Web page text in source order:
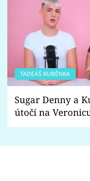
TADEÁŠ KUBĚNKA
Sugar Denny a
útočí na
Proč je podle